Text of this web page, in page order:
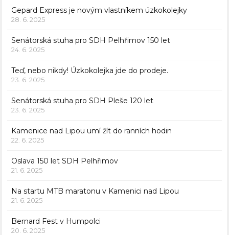
Gepard Express je novým vlastníkem úzkokolejky
28. 6. 2025
Senátorská stuha pro SDH Pelhřimov 150 let
24. 6. 2025
Teď, nebo nikdy! Úzkokolejka jde do prodeje.
23. 6. 2025
Senátorská stuha pro SDH Pleše 120 let
23. 6. 2025
Kamenice nad Lipou umí žít do ranních hodin
22. 6. 2025
Oslava 150 let SDH Pelhřimov
21. 6. 2025
Na startu MTB maratonu v Kamenici nad Lipou
21. 6. 2025
Bernard Fest v Humpolci
20. 6. 2025